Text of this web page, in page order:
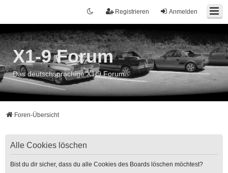
Anmelden
Registrieren
X1-9 Forum
Das deutschsprachige X1/9 Forum
Foren-Übersicht
Alle Cookies löschen
Bist du dir sicher, dass du alle Cookies des Boards löschen möchtest?